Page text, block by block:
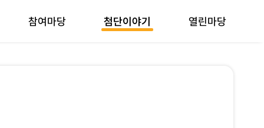
참여마당 첨단이야기 열린마당